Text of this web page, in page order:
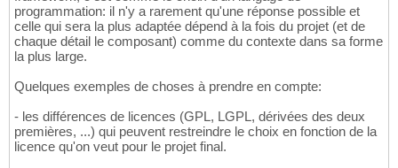
programmation: il n'y a rarement qu'une réponse possible et
celle qui sera la plus adaptée dépend à la fois du projet (et de
chaque détail le composant) comme du contexte dans sa forme
la plus large.
Quelques exemples de choses à prendre en compte:
- les différences de licences (GPL, LGPL, dérivées des deux
premières, ...) qui peuvent restreindre le choix en fonction de la
licence qu'on veut pour le projet final.